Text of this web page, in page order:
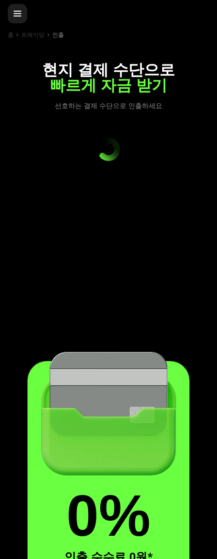
홈 트레이딩 인출
현지 결제 수단으로
빠르게 자금 받기
선호하는 결제 수단으로 인출하세요
0%